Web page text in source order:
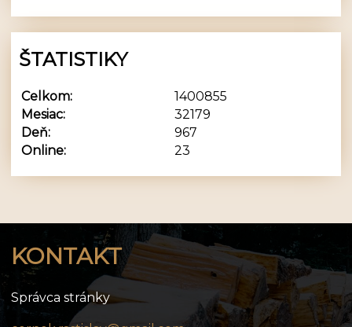
ŠTATISTIKY
Online: 23
Celkom:
1400855
Mesiac:
32179
Deň:
967
KONTAKT
Správca stránky